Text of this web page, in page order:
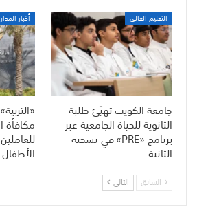
التعليم العالي
جامعة الكويت تهيّئ طلبة
الثانوية للحياة الجامعية عبر
برنامج «PRE» في نسخته
الثانية
أخبار
مكافأة
الأطفال
السابق التالي